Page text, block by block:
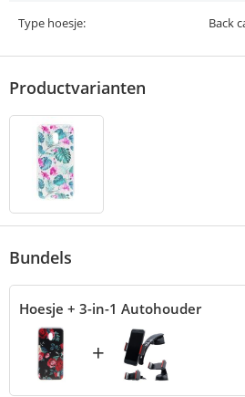
Type hoesje: Back
Productvarianten
Bundels
Hoesje + 3-in-1 Autohouder
+